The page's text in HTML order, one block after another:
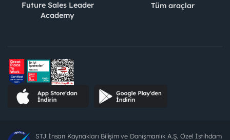
Future Sales Leader
Academy
Tüm araçlar
STJ İnsan Kaynakları Bilişim ve Danışmanlık A.Ş. Özel İstihdam